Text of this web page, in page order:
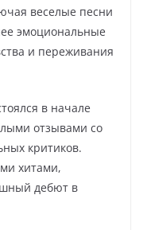
веселые песни
эмоциональные
и переживания
в начале
отзывами со
критиков.
хитами,
дебют в